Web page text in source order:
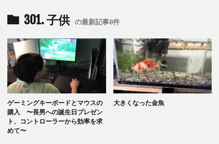
301. 子供 の最新記事8件
ゲーミングキーボードとマウスの
購入 〜長男への誕生日プレゼン
ト、コントローラーから効率を求
めて〜
大きくなった金魚